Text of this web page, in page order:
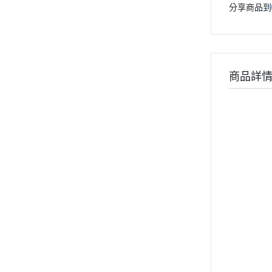
分享商品到
商品詳情